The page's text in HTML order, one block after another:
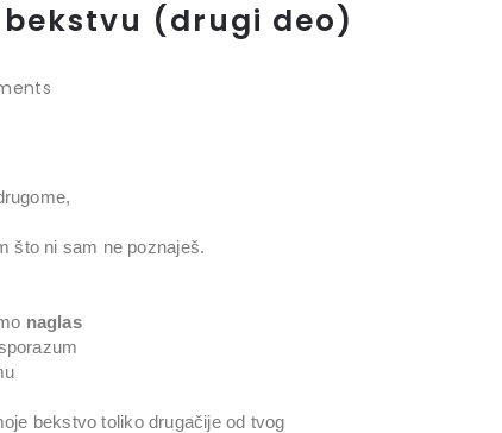
bekstvu (drugi deo)
što ni sam ne poznaješ.
naglas
bekstvo toliko drugačije od tvog